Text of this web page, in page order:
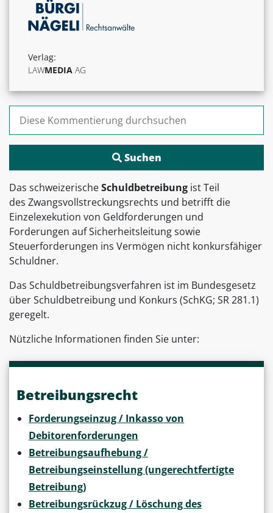
Verlag:
LAWMEDIA AG
Suchen nach:
Das schweizerischeSchuldbetreibung ist Teil
des Zwangsvollstreckungsrechts und betrifft die
Einzelexekution von Geldforderungen und
Forderungen auf Sicherheitsleitung sowie
Steuerforderungen ins Vermögen nicht konkursfähiger
Schuldner.
Das Schuldbetreibungsverfahren ist im Bundesgesetz
über Schuldbetreibung und Konkurs (SchKG; SR 281.1)
geregelt.
Nützliche Informationen finden Sie unter:
Betreibungsrecht
Forderungseinzug / Inkasso von
Debitorenforderungen
Betreibungsaufhebung /
Betreibungseinstellung (ungerechtfertigte
Betreibung)
Betreibungsrückzug / Löschung des